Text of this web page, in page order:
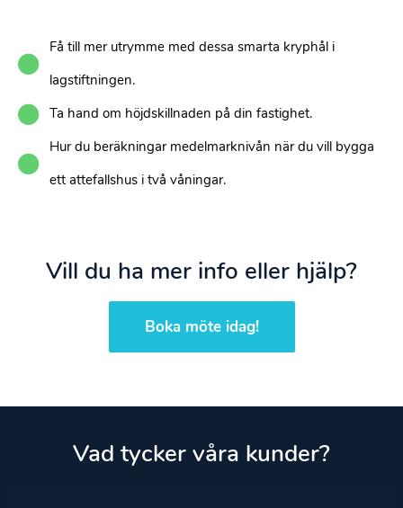
Få till mer utrymme med dessa smarta kryphål i
lagstiftningen.
Ta hand om höjdskillnaden på din fastighet.
Hur du beräkningar medelmarknivån när du vill bygga
ett attefallshus i två våningar.
Vill du ha mer info eller hjälp?
Boka möte idag!
Vad tycker våra kunder?